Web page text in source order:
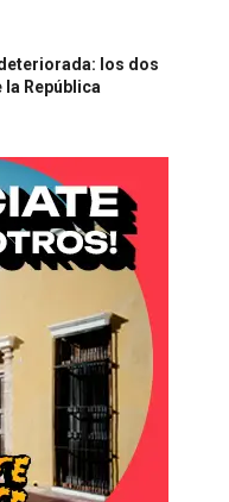
los dos
República